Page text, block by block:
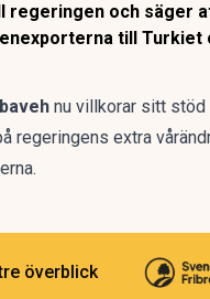
regeringen och säger
till Turkiet
nu villkorar sitt
regeringens extra
överblick